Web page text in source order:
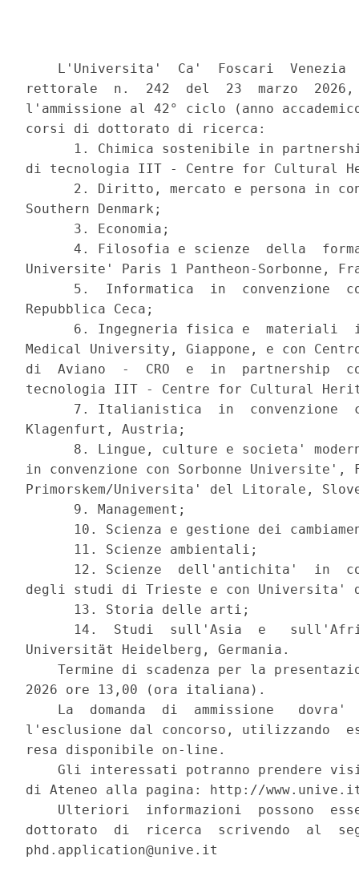
L'Universita'  Ca'  Foscari  Venezia
rettorale  n.  242  del  23  marzo
l'ammissione al 42° ciclo (anno
corsi di dottorato di ricerca:
1. Chimica sostenibile in
di tecnologia IIT - Centre for Cultural
2. Diritto, mercato e persona in
Southern Denmark;
      3. Economia;
4. Filosofia e scienze  della
Universite' Paris 1 Pantheon-Sorbonne,
5.  Informatica  in  convenzione
Repubblica Ceca;
6. Ingegneria fisica e  materiali
Medical University, Giappone, e con
di  Aviano  -  CRO  e  in
tecnologia IIT - Centre for Cultural
7. Italianistica  in  convenzione
Klagenfurt, Austria;
8. Lingue, culture e societa'
in convenzione con Sorbonne
Primorskem/Universita' del Litorale,
      9. Management;
10. Scienza e gestione dei
      11. Scienze ambientali;
12. Scienze  dell'antichita'  in
degli studi di Trieste e con
      13. Storia delle arti;
14.  Studi  sull'Asia  e
Universität Heidelberg, Germania.
Termine di scadenza per la
2026 ore 13,00 (ora italiana).
La  domanda  di  ammissione   dovra'
l'esclusione dal concorso, utilizzando
resa disponibile on-line.
Gli interessati potranno prendere
di Ateneo alla pagina: http://
Ulteriori  informazioni  possono
dottorato  di  ricerca  scrivendo  al
phd.application@unive.it